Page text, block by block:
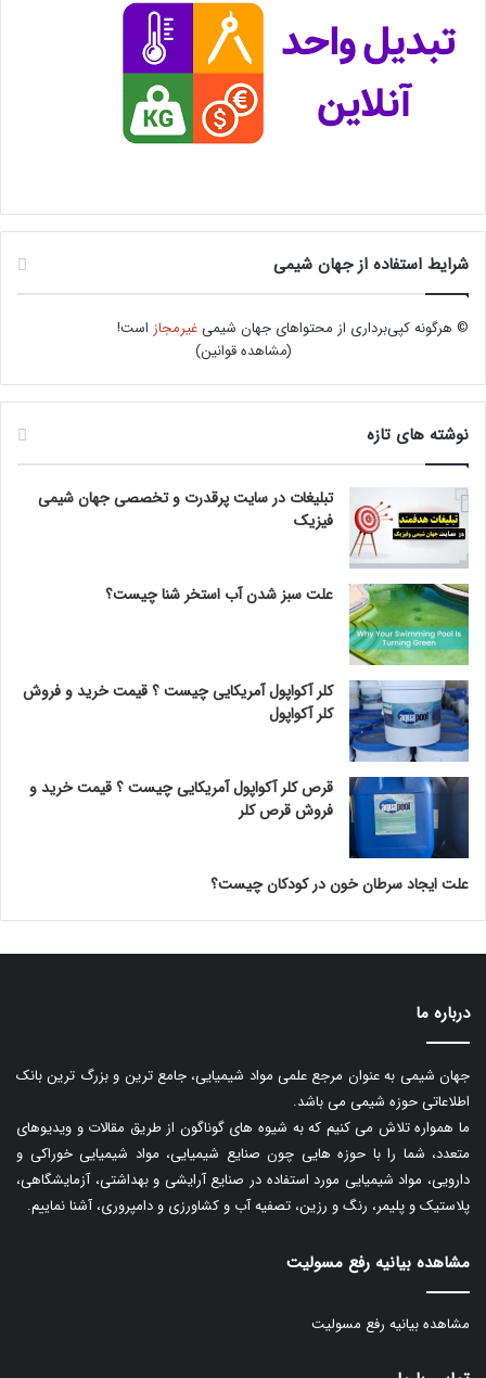
شرایط استفاده از جهان شیمی
© هرگونه کپی‌برداری از محتواهای جهان شیمیغیرمجاز است!
(مشاهده قوانین)
نوشته های تازه
تبلیغات در سایت پرقدرت و تخصصی جهان شیمی
فیزیک
علت سبز شدن آب استخر شنا چیست؟
کلر آکواپول آمریکایی چیست ؟ قیمت خرید و فروش
کلر آکواپول
قرص کلر آکواپول آمریکایی چیست ؟ قیمت خرید و
فروش قرص کلر
علت ایجاد سرطان خون در کودکان چیست؟
درباره ما
جهان شیمی به عنوان مرجع علمی مواد شیمیایی، جامع ترین و بزرگ ترین بانک
اطلاعاتی حوزه شیمی می باشد.
ما همواره تلاش می کنیم که به شیوه های گوناگون از طریق مقالات و ویدیوهای
متعدد، شما را با حوزه هایی چون صنایع شیمیایی، مواد شیمیایی خوراکی و
دارویی، مواد شیمیایی مورد استفاده در صنایع آرایشی و بهداشتی، آزمایشگاهی،
پلاستیک و پلیمر، رنگ و رزین، تصفیه آب و کشاورزی و دامپروری، آشنا نماییم.
مشاهده بیانیه رفع مسولیت
مشاهده بیانیه رفع مسولیت